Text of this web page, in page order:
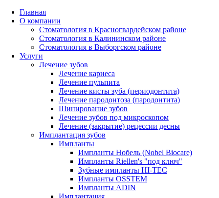
Главная
О компании
Стоматология в Красногвардейском районе
Стоматология в Калининском районе
Стоматология в Выборгском районе
Услуги
Лечение зубов
Лечение кариеса
Лечение пульпита
Лечение кисты зуба (периодонтита)
Лечение пародонтоза (пародонтита)
Шинирование зубов
Лечение зубов под микроскопом
Лечение (закрытие) рецессии десны
Имплантация зубов
Импланты
Импланты Нобель (Nobel Biocare)
Импланты Riellen's "под ключ"
Зубные импланты HI-TEC
Импланты OSSTEM
Импланты ADIN
Имплантация